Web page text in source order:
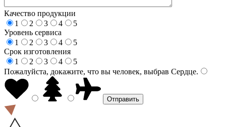
Качество продукции
1
2 3 4
5
Уровень сервиса
1
2 3 4
5
Срок изготовления
1
2 3 4
5
Пожалуйста, докажите, что вы человек, выбрав Сердце.